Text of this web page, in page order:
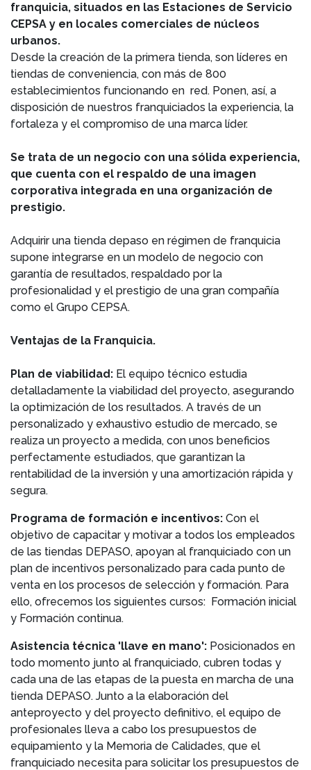
franquicia, situados en las Estaciones de Servicio
CEPSA y en locales comerciales de núcleos
urbanos.
Desde la creación de la primera tienda, son líderes en
tiendas de conveniencia, con más de 800
establecimientos funcionando en red. Ponen, así, a
disposición de nuestros franquiciados la experiencia, la
fortaleza y el compromiso de una marca líder.
Se trata de un negocio con una sólida experiencia,
que cuenta con el respaldo de una imagen
corporativa integrada en una organización de
prestigio.
Adquirir una tienda depaso en régimen de franquicia
supone integrarse en un modelo de negocio con
garantía de resultados, respaldado por la
profesionalidad y el prestigio de una gran compañía
como el Grupo CEPSA.
Ventajas de la Franquicia.
Plan de viabilidad: El equipo técnico estudia
detalladamente la viabilidad del proyecto, asegurando
la optimización de los resultados. A través de un
personalizado y exhaustivo estudio de mercado, se
realiza un proyecto a medida, con unos beneficios
perfectamente estudiados, que garantizan la
rentabilidad de la inversión y una amortización rápida y
segura.
Programa de formación e incentivos: Con el
objetivo de capacitar y motivar a todos los empleados
de las tiendas DEPASO, apoyan al franquiciado con un
plan de incentivos personalizado para cada punto de
venta en los procesos de selección y formación. Para
ello, ofrecemos los siguientes cursos: Formación inicial
y Formación continua.
Asistencia técnica 'llave en mano': Posicionados en
todo momento junto al franquiciado, cubren todas y
cada una de las etapas de la puesta en marcha de una
tienda DEPASO. Junto a la elaboración del
anteproyecto y del proyecto definitivo, el equipo de
profesionales lleva a cabo los presupuestos de
equipamiento y la Memoria de Calidades, que el
franquiciado necesita para solicitar los presupuestos de